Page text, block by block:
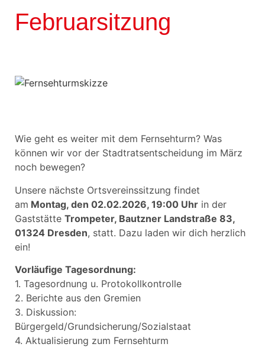
Februarsitzung
Wie geht es weiter mit dem Fernsehturm? Was
können wir vor der Stadtratsentscheidung im März
noch bewegen?
Unsere nächste Ortsvereinssitzung findet
am Montag, den 02.02.2026, 19:00 Uhr in der
Gaststätte Trompeter, Bautzner Landstraße 83,
01324 Dresden, statt. Dazu laden wir dich herzlich
ein!
Vorläufige Tagesordnung:
1. Tagesordnung u. Protokollkontrolle
2. Berichte aus den Gremien
3. Diskussion:
Bürgergeld/Grundsicherung/Sozialstaat
4. Aktualisierung zum Fernsehturm